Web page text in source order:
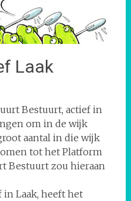
Laak
Bestuurt, actief in
om in de wijk
aantal in die wijk
tot het Platform
Bestuurt zou hieraan
in Laak, heeft het